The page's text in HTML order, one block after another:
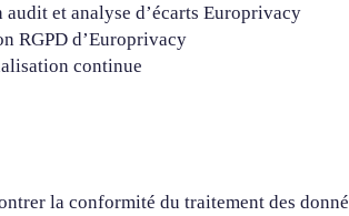
et analyse d’écarts Europrivacy
RGPD d’Europrivacy
continue
la conformité du traitement des